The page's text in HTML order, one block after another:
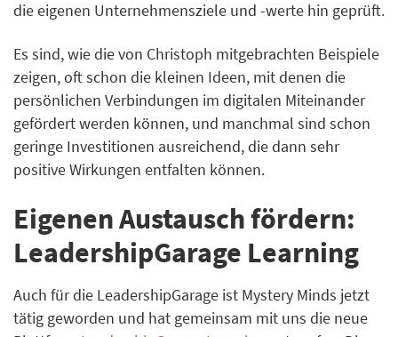
die eigenen Unternehmensziele und -werte hin geprüft.
Es sind, wie die von Christoph mitgebrachten Beispiele
zeigen, oft schon die kleinen Ideen, mit denen die
persönlichen Verbindungen im digitalen Miteinander
gefördert werden können, und manchmal sind schon
geringe Investitionen ausreichend, die dann sehr
positive Wirkungen entfalten können.
Eigenen Austausch fördern:
LeadershipGarage Learning
Auch für die LeadershipGarage ist Mystery Minds jetzt
tätig geworden und hat gemeinsam mit uns die neue